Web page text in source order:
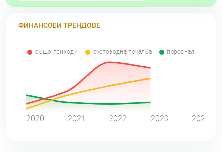
ФИНАНСОВИ ТРЕНДОВЕ
общо приходи счетоводна печалба персонал
2020 2021 2022 2023 2024